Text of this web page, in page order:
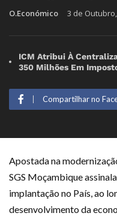
O.Económico 3 de
ICM Atribui À
350 Milhões Em
Compartilhar no
Apostada na
SGS Moçambique
implantação no País, ao
desenvolvimento da